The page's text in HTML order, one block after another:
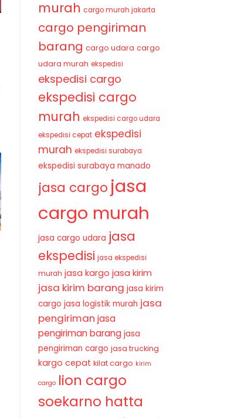
murah cargo murah jakarta
cargo pengiriman
barang cargo udara cargo
udara murah ekspedisi
ekspedisi cargo
ekspedisi cargo
murah ekspedisi cargo udara
ekspedisi cepat ekspedisi
murah ekspedisi surabaya
ekspedisi surabaya manado
jasa cargo jasa
cargo murah
jasa cargo udara jasa
ekspedisi jasa ekspedisi
murah jasa kargo jasa kirim
jasa kirim barang jasa kirim
cargo jasa logistik murah jasa
pengiriman jasa
pengiriman barang jasa
pengiriman cargo jasa trucking
kargo cepat kilat cargo kirim
cargo lion cargo
soekarno hatta